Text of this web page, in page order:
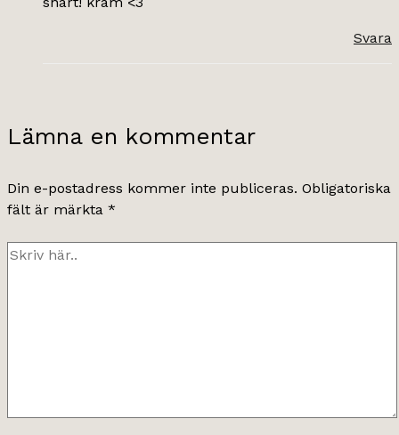
Svara
Lämna en kommentar
Din e-postadress kommer inte publiceras. Obligatoriska
fält är märkta *
Skriv